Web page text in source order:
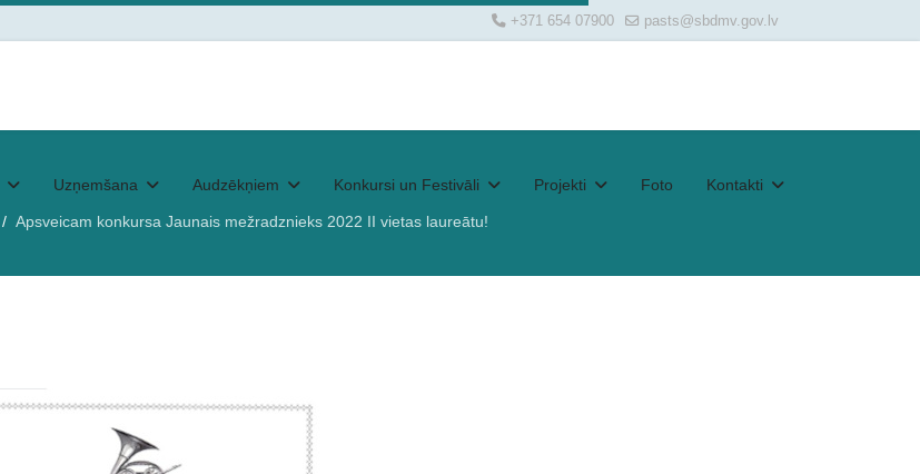
+371 654 07900 pasts@sbdmv.gov.lv
Uzņemšana Audzēkņiem Konkursi un Festivāli Projekti Foto Kontakti
Apsveicam konkursa Jaunais mežradznieks 2022 II vietas laureātu!